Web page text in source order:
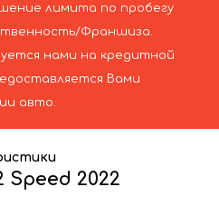
лимита по пробегу
Франшиза.
нами на кредитной
Вами
авто.
Speed 2022